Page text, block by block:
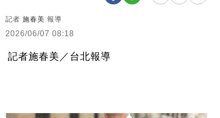
記者 施春美 報導
2026/06/07 08:18
記者施春美／台北報導